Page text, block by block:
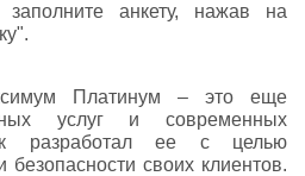
заполните анкету, нажав на
Платинум – это еще
услуг и современных
разработал ее с целью
своих клиентов.